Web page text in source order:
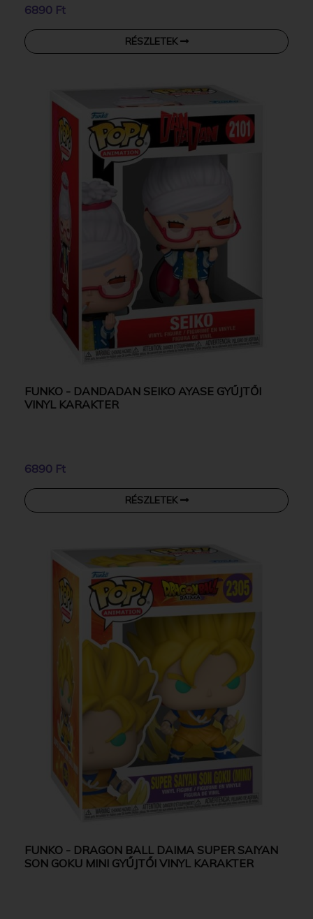
6890 Ft
RÉSZLETEK
FUNKO - DANDADAN SEIKO AYASE GYŰJTŐI
VINYL KARAKTER
6890 Ft
RÉSZLETEK
FUNKO - DRAGON BALL DAIMA SUPER SAIYAN
SON GOKU MINI GYŰJTŐI VINYL KARAKTER